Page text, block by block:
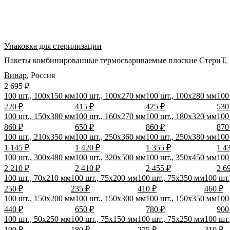
Упаковка для стерилизации
Пакеты комбинированные термосвариваемые плоские
Винар, Россия
100 шт., 100x150 мм
220 ₽
100 шт., 100x270 мм
415 ₽
100 шт., 100x280 мм
425 ₽
100 шт., 150x380 мм
860 ₽
100 шт., 160x270 мм
650 ₽
100 шт., 180x320 мм
860 ₽
100 шт., 210x350 мм
1 145 ₽
100 шт., 250x360 мм
1 420 ₽
100 шт., 250x380 мм
1 355 ₽
1
100 шт., 300x480 мм
2 210 ₽
100 шт., 320x500 мм
2 410 ₽
100 шт., 350x450 мм
2 455 ₽
2
100 шт., 70x210 мм
250 ₽
100 шт., 75x200 мм
235 ₽
100 шт., 75x350 мм
410 ₽
100
460 ₽
100 шт., 150x200 мм
440 ₽
100 шт., 150x300 мм
650 ₽
100 шт., 150x350 мм
780 ₽
100 шт., 50x250 мм100 шт., 75x150 мм100 шт., 75x250 мм100
2 695 ₽